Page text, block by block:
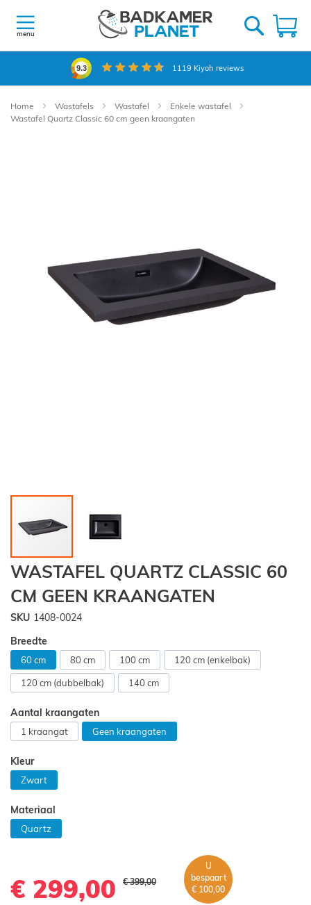
naar
de
menu
9.3 1119 Kiyoh reviews
Home Wastafels Wastafel
Enkele wastafel
Wastafel Quartz Classic 60 cm geen kraangaten
Ga
naar
het
begin
van
afbeeldingen-
gallerij
WASTAFEL QUARTZ CLASSIC 60
CM GEEN KRAANGATEN
SKU 1408-0024
Breedte
60 cm 80 cm 100 cm 120 cm (enkelbak)
120 cm (dubbelbak) 140 cm
Aantal kraangaten
1 kraangat Geen kraangaten
Kleur
Zwart
Materiaal
Quartz
€ 299,00 € 399,00
U
bespaart
€ 100,00